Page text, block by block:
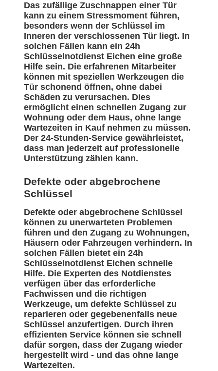
Das zufällige Zuschnappen einer Tür
kann zu einem Stressmoment führen,
besonders wenn der Schlüssel im
Inneren der verschlossenen Tür liegt. In
solchen Fällen kann ein 24h
Schlüsselnotdienst Eichen eine große
Hilfe sein. Die erfahrenen Mitarbeiter
können mit speziellen Werkzeugen die
Tür schonend öffnen, ohne dabei
Schäden zu verursachen. Dies
ermöglicht einen schnellen Zugang zur
Wohnung oder dem Haus, ohne lange
Wartezeiten in Kauf nehmen zu müssen.
Der 24-Stunden-Service gewährleistet,
dass man jederzeit auf professionelle
Unterstützung zählen kann.
Defekte oder abgebrochene
Schlüssel
Defekte oder abgebrochene Schlüssel
können zu unerwarteten Problemen
führen und den Zugang zu Wohnungen,
Häusern oder Fahrzeugen verhindern. In
solchen Fällen bietet ein 24h
Schlüsselnotdienst Eichen schnelle
Hilfe. Die Experten des Notdienstes
verfügen über das erforderliche
Fachwissen und die richtigen
Werkzeuge, um defekte Schlüssel zu
reparieren oder gegebenenfalls neue
Schlüssel anzufertigen. Durch ihren
effizienten Service können sie schnell
dafür sorgen, dass der Zugang wieder
hergestellt wird - und das ohne lange
Wartezeiten.